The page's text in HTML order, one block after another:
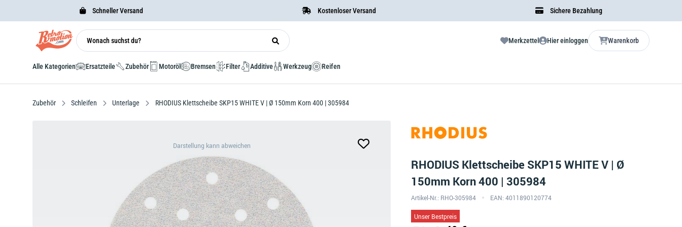
Schneller Versand Kostenloser Versand Sichere Bezahlung
Merkzettel Hier einloggen Warenkorb
Alle Kategorien Ersatzteile Zubehör Motoröl Bremsen Filter Additive Werkzeug Reifen
Zubehör Schleifen Unterlage RHODIUS Klettscheibe SKP15 WHITE V | Ø 150mm Korn 400 | 305984
RHODIUS Klettscheibe SKP15 WHITE V | Ø
150mm Korn 400 | 305984
Artikel-Nr.: RHO-305984 EAN: 4011890120774
Unser Bestpreis
Darstellung kann abweichen